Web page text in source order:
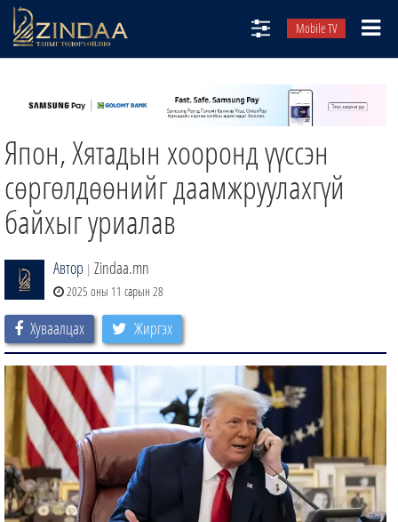
Mobile TV
ТВ8
ӨГЛӨӨНИЙ СОНИН
АУДИО ЗОХИОЛ
ЗИНДАА СЭТГҮҮЛ
Япон, Хятадын хооронд үүссэн
сөргөлдөөнийг даамжруулахгүй
байхыг уриалав
Автор | Zindaa.mn
2025 оны 11 сарын 28
Хуваалцах Жиргэх